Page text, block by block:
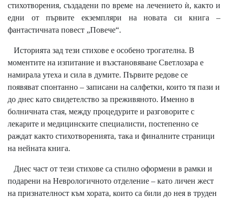
стихотворения, създадени по време на лечението ѝ, както и
едни от първите екземпляри на новата си книга –
фантастичната повест „Повече“.
Историята зад тези стихове е особено трогателна. В
моментите на изпитание и възстановяване Светлозара е
намирала утеха и сила в думите. Първите редове се
появяват спонтанно – записани на салфетки, които тя пази и
до днес като свидетелство за преживяното. Именно в
болничната стая, между процедурите и разговорите с
лекарите и медицинските специалисти, постепенно се
раждат както стихотворенията, така и финалните страници
на нейната книга.
Днес част от тези стихове са стилно оформени в рамки и
подарени на Неврологичното отделение – като личен жест
на признателност към хората, които са били до нея в труден